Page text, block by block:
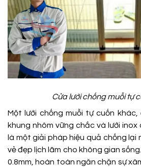
Cửa lưới chống muỗi tự
Một lưới chống muỗi tự cuốn khác,
khung nhôm vững chắc và lưới
là một giải pháp hiệu quả chống lại
vẻ đẹp lịch lãm cho không gian
0.8mm, hoàn toàn ngăn chặn sự